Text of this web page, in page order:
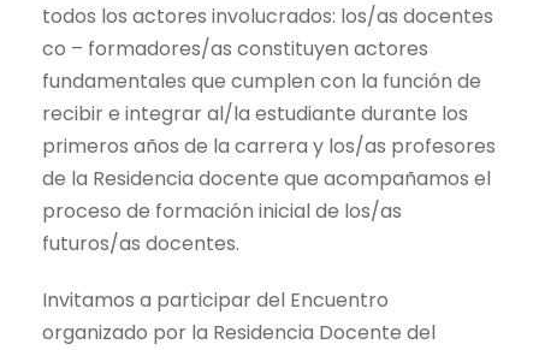
todos los actores involucrados: los/as docentes
co – formadores/as constituyen actores
fundamentales que cumplen con la función de
recibir e integrar al/la estudiante durante los
primeros años de la carrera y los/as profesores
de la Residencia docente que acompañamos el
proceso de formación inicial de los/as
futuros/as docentes.
Invitamos a participar del Encuentro
organizado por la Residencia Docente del